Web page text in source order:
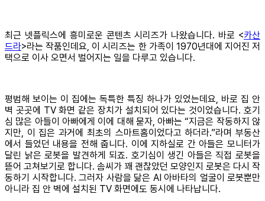
최근 넷플릭스에 흥미로운 콘텐츠 시리즈가 나왔습니다. 바로 <카산
드라>라는 작품인데요, 이 시리즈는 한 가족이 1970년대에 지어진 저
택으로 이사 오면서 벌어지는 일을 다루고 있습니다.
평범해 보이는 이 집에는 독특한 특징 하나가 있었는데요, 바로 집 안
벽 곳곳에 TV 화면 같은 장치가 설치되어 있다는 것이었습니다. 호기
심 많은 아들이 아빠에게 이에 대해 묻자, 아빠는 “지금은 작동하지 않
지만, 이 집은 과거에 최초의 스마트홈이었다고 하더라.”라며 부동산
에서 들었던 내용을 전해 줍니다. 이에 지하실로 간 아들은 모니터가
달린 낡은 로봇을 발견하게 되죠. 호기심이 생긴 아들은 직접 로봇을
뜯어 고쳐보기로 합니다. 솜씨가 꽤 괜찮았던 모양인지 로봇은 다시 작
동하기 시작합니다. 그러자 사람을 닮은 AI 아바타의 얼굴이 로봇뿐만
아니라 집 안 벽에 설치된 TV 화면에도 동시에 나타납니다.